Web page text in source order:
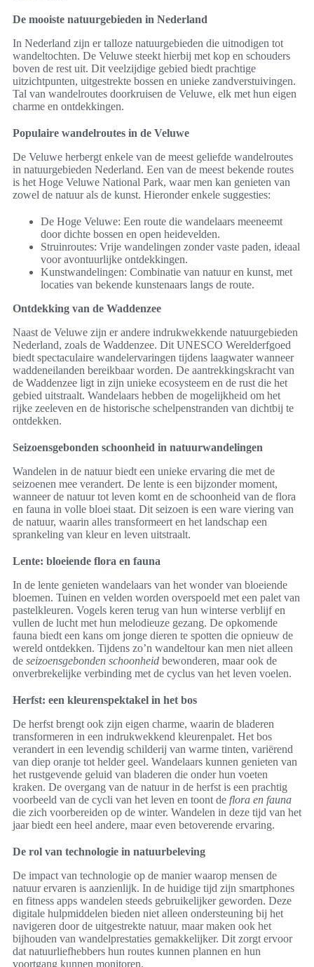
De mooiste natuurgebieden in Nederland
In Nederland zijn er talloze natuurgebieden die uitnodigen tot
wandeltochten. De Veluwe steekt hierbij met kop en schouders
boven de rest uit. Dit veelzijdige gebied biedt prachtige
uitzichtpunten, uitgestrekte bossen en unieke zandverstuivingen.
Tal van wandelroutes doorkruisen de Veluwe, elk met hun eigen
charme en ontdekkingen.
Populaire wandelroutes in de Veluwe
De Veluwe herbergt enkele van de meest geliefde wandelroutes
in natuurgebieden Nederland. Een van de meest bekende routes
is het Hoge Veluwe National Park, waar men kan genieten van
zowel de natuur als de kunst. Hieronder enkele suggesties:
De Hoge Veluwe: Een route die wandelaars meeneemt
door dichte bossen en open heidevelden.
Struinroutes: Vrije wandelingen zonder vaste paden, ideaal
voor avontuurlijke ontdekkingen.
Kunstwandelingen: Combinatie van natuur en kunst, met
locaties van bekende kunstenaars langs de route.
Ontdekking van de Waddenzee
Naast de Veluwe zijn er andere indrukwekkende natuurgebieden
Nederland, zoals de Waddenzee. Dit UNESCO Werelderfgoed
biedt spectaculaire wandelervaringen tijdens laagwater wanneer
waddeneilanden bereikbaar worden. De aantrekkingskracht van
de Waddenzee ligt in zijn unieke ecosysteem en de rust die het
gebied uitstraalt. Wandelaars hebben de mogelijkheid om het
rijke zeeleven en de historische schelpenstranden van dichtbij te
ontdekken.
Seizoensgebonden schoonheid in natuurwandelingen
Wandelen in de natuur biedt een unieke ervaring die met de
seizoenen mee verandert. De lente is een bijzonder moment,
wanneer de natuur tot leven komt en de schoonheid van de flora
en fauna in volle bloei staat. Dit seizoen is een ware viering van
de natuur, waarin alles transformeert en het landschap een
sprankeling van kleur en leven uitstraalt.
Lente: bloeiende flora en fauna
In de lente genieten wandelaars van het wonder van bloeiende
bloemen. Tuinen en velden worden overspoeld met een palet van
pastelkleuren. Vogels keren terug van hun winterse verblijf en
vullen de lucht met hun melodieuze gezang. De opkomende
fauna biedt een kans om jonge dieren te spotten die opnieuw de
wereld ontdekken. Tijdens zo’n wandeltour kan men niet alleen
de seizoensgebonden schoonheid bewonderen, maar ook de
onverbrekelijke verbinding met de cyclus van het leven voelen.
Herfst: een kleurenspektakel in het bos
De herfst brengt ook zijn eigen charme, waarin de bladeren
transformeren in een indrukwekkend kleurenpalet. Het bos
verandert in een levendig schilderij van warme tinten, variërend
van diep oranje tot helder geel. Wandelaars kunnen genieten van
het rustgevende geluid van bladeren die onder hun voeten
kraken. De overgang van de natuur in de herfst is een prachtig
voorbeeld van de cycli van het leven en toont de flora en fauna
die zich voorbereiden op de winter. Wandelen in deze tijd van het
jaar biedt een heel andere, maar even betoverende ervaring.
De rol van technologie in natuurbeleving
De impact van technologie op de manier waarop mensen de
natuur ervaren is aanzienlijk. In de huidige tijd zijn smartphones
en fitness apps wandelen steeds gebruikelijker geworden. Deze
digitale hulpmiddelen bieden niet alleen ondersteuning bij het
navigeren door de uitgestrekte natuur, maar maken ook het
bijhouden van wandelprestaties gemakkelijker. Dit zorgt ervoor
dat natuurliefhebbers hun routes kunnen plannen en hun
voortgang kunnen monitoren.